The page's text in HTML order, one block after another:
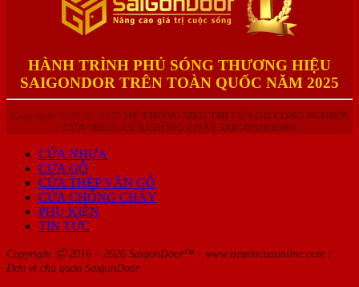
HÀNH TRÌNH PHỦ SÓNG THƯƠNG HIỆU
SAIGONDOR TRÊN TOÀN QUỐC NĂM 2025
Copyright © 2010 - 2023 HỆ THỐNG SIÊU THỊ CỬA GỖ CÔNG NGHIỆP,
CỬA NHỰA, CỬA CHỐNG CHÁY SAIGONDOOR®
CỬA NHỰA
CỬA GỖ
CỬA THÉP VÂN GỖ
CỬA CHỐNG CHÁY
PHỤ KIỆN
TIN TỨC
Copyright ⓒ 2016 – 2026 SaigonDoor™ - www.sieuthicuaonline.com |
Đơn vị chủ quản SaigonDoor